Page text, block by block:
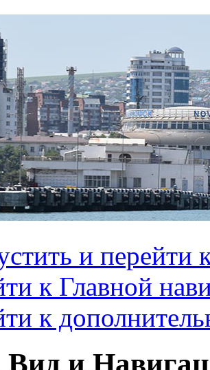
и перейти
к Главной
к
Вид и